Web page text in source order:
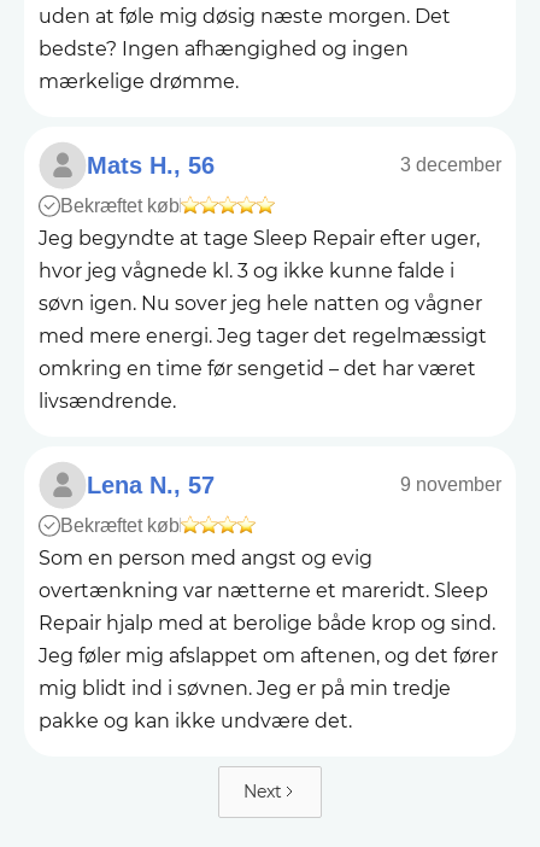
uden at føle mig døsig næste morgen. Det
bedste? Ingen afhængighed og ingen
mærkelige drømme.
Mats H., 56
3 december
Bekræftet køb
Jeg begyndte at tage Sleep Repair efter uger,
hvor jeg vågnede kl. 3 og ikke kunne falde i
søvn igen. Nu sover jeg hele natten og vågner
med mere energi. Jeg tager det regelmæssigt
omkring en time før sengetid – det har været
livsændrende.
Lena N., 57
9 november
Bekræftet køb
Som en person med angst og evig
overtænkning var nætterne et mareridt. Sleep
Repair hjalp med at berolige både krop og sind.
Jeg føler mig afslappet om aftenen, og det fører
mig blidt ind i søvnen. Jeg er på min tredje
pakke og kan ikke undvære det.
Next